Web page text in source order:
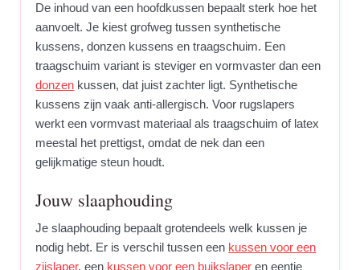
De inhoud van een hoofdkussen bepaalt sterk hoe het
aanvoelt. Je kiest grofweg tussen synthetische
kussens, donzen kussens en traagschuim. Een
traagschuim variant is steviger en vormvaster dan een
donzen kussen, dat juist zachter ligt. Synthetische
kussens zijn vaak anti-allergisch. Voor rugslapers
werkt een vormvast materiaal als traagschuim of latex
meestal het prettigst, omdat de nek dan een
gelijkmatige steun houdt.
Jouw slaaphouding
Je slaaphouding bepaalt grotendeels welk kussen je
nodig hebt. Er is verschil tussen een kussen voor een
zijslaper, een kussen voor een buikslaper en eentje